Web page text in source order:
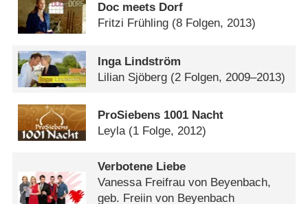
Doc meets Dorf
Fritzi Frühling (8 Folgen, 2013)
Inga Lindström
Lilian Sjöberg (2 Folgen, 2009–2013)
ProSiebens 1001 Nacht
Leyla (1 Folge, 2012)
Verbotene Liebe
Vanessa Freifrau von Beyenbach,
geb. Freiin von Beyenbach